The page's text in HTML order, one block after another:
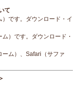
て
です。ダウンロード・イ
）です。ダウンロード・
ーム）、Safari（サファ